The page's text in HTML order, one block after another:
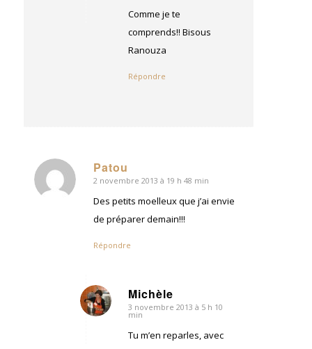
Comme je te
comprends!! Bisous
Ranouza
Répondre
Patou
dit
2 novembre 2013 à 19 h 48 min
Des petits moelleux que j’ai envie
de préparer demain!!!
Répondre
Michèle
dit
3 novembre 2013 à 5 h 10
min
Tu m’en reparles, avec